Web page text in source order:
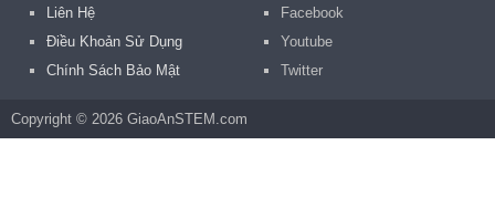
Liên Hệ
Điều Khoản Sử Dụng
Chính Sách Bảo Mật
Facebook
Youtube
Twitter
Copyright © 2026 GiaoAnSTEM.com